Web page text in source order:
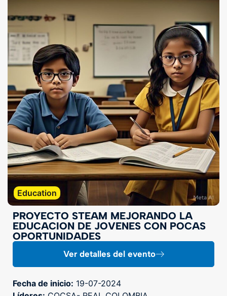
Education
PROYECTO STEAM MEJORANDO LA
EDUCACION DE JOVENES CON POCAS
OPORTUNIDADES
Ver detalles del evento
Fecha de inicio: 19-07-2024